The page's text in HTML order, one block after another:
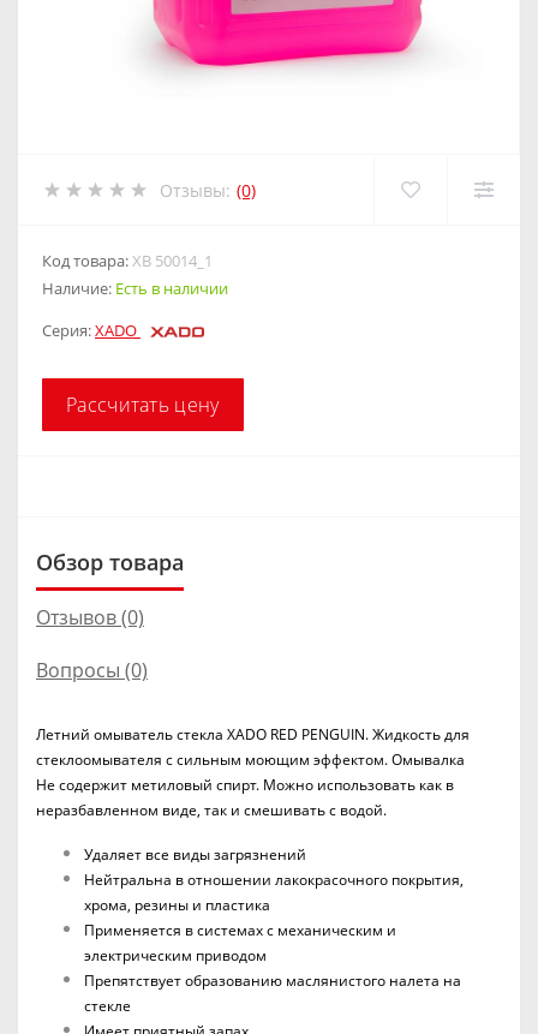
Отзывы: (0)
Код товара:XB 50014_1
Наличие: Есть в наличии
Серия:XADO
Рассчитать цену
Обзор товара
Отзывов (0)
Вопросы (0)
Летний омыватель стекла XADO RED PENGUIN. Жидкость для
стеклоомывателя с сильным моющим эффектом. Омывалка
Не содержит метиловый спирт. Можно использовать как в
неразбавленном виде, так и смешивать с водой.
Удаляет все виды загрязнений
Нейтральна в отношении лакокрасочного покрытия,
хрома, резины и пластика
Применяется в системах с механическим и
электрическим приводом
Препятствует образованию маслянистого налета на
стекле